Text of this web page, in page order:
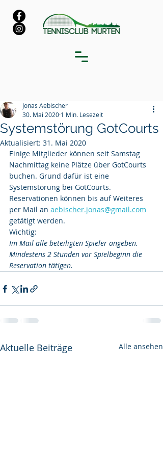
Systemstörung GotCourts
Jonas Aebischer
30. Mai 2020 1 Min. Lesezeit
Aktualisiert: 31. Mai 2020
Einige Mitglieder können seit Samstag
Nachmittag keine Plätze über GotCourts
buchen. Grund dafür ist eine
Systemstörung bei GotCourts.
Reservationen können bis auf Weiteres
per Mail an aebischer.jonas@gmail.com
getätigt werden.
Wichtig:
Im Mail alle beteiligten Spieler angeben.
Mindestens 2 Stunden vor Spielbeginn die
Reservation tätigen.
Aktuelle Beiträge Alle ansehen